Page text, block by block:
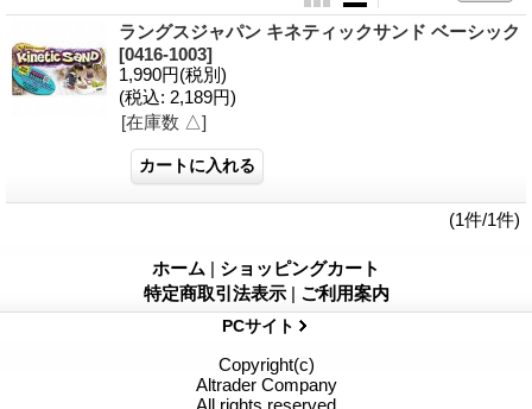
ラングスジャパン キネティックサンド ベーシック
[0416-1003]
1,990円(税別)
(税込: 2,189円)
[在庫数 △]
(1件/1件)
ホーム | ショッピングカート
特定商取引法表示 | ご利用案内
PCサイト
Copyright(c)
Altrader Company
All rights reserved